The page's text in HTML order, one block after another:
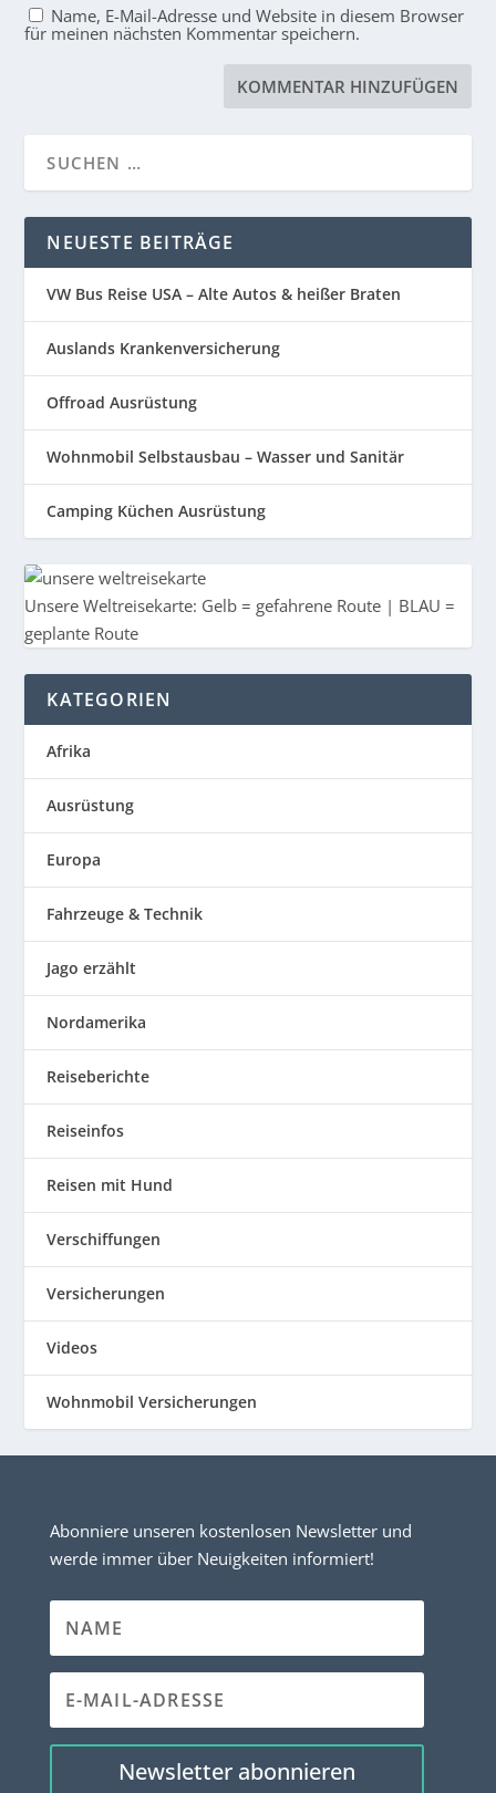
Name, E-Mail-Adresse und Website in diesem Browser
für meinen nächsten Kommentar speichern.
NEUESTE BEITRÄGE
VW Bus Reise USA – Alte Autos & heißer Braten
Auslands Krankenversicherung
Offroad Ausrüstung
Wohnmobil Selbstausbau – Wasser und Sanitär
Camping Küchen Ausrüstung
Unsere Weltreisekarte: Gelb = gefahrene Route | BLAU =
geplante Route
KATEGORIEN
Afrika
Ausrüstung
Europa
Fahrzeuge & Technik
Jago erzählt
Nordamerika
Reiseberichte
Reiseinfos
Reisen mit Hund
Verschiffungen
Versicherungen
Videos
Wohnmobil Versicherungen
Abonniere unseren kostenlosen Newsletter und
werde immer über Neuigkeiten informiert!
Newsletter abonnieren